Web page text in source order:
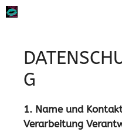
Zum
Inhalt
G
1. Name und
Verarbeitung